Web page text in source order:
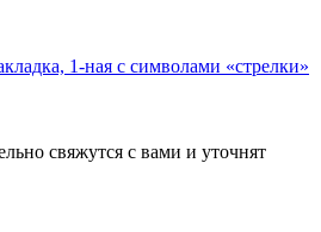
1-ная с символами «стрелки»
свяжутся с вами и уточнят